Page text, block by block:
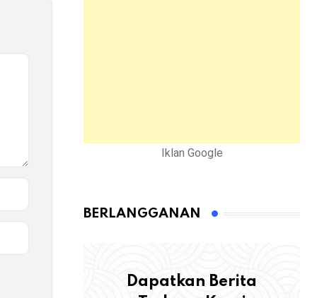
Iklan Google
BERLANGGANAN
Dapatkan Berita